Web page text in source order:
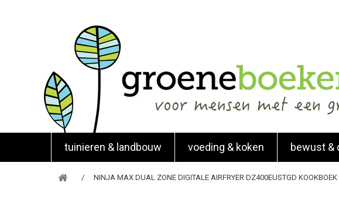
tuinieren & landbouw voeding & koken bewust &
NINJA MAX DUAL ZONE DIGITALE AIRFRYER DZ400EUSTGD KOOKBOEK